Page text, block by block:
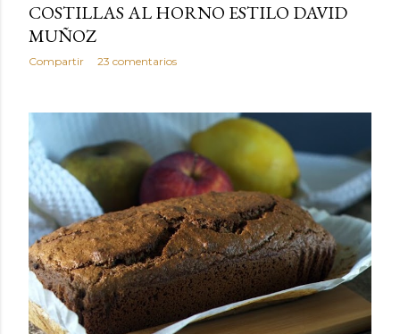
COSTILLAS AL HORNO ESTILO DAVID
MUÑOZ
Compartir 23 comentarios